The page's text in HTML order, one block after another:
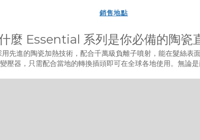
銷售地點
麼 Essential 系列是你必備的陶瓷
先進的陶瓷加熱技術，配合千萬級負離子噴射，能在髮絲表
壓器，只需配合當地的轉換插頭即可在全球各地使用。無論